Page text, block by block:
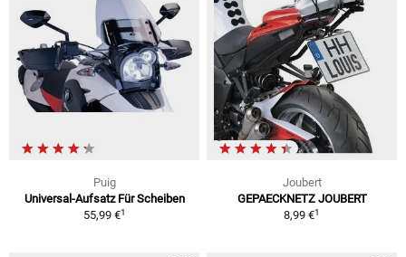
Puig
Universal-Aufsatz Für Scheiben
55,99 €1
Joubert
GEPAECKNETZ JOUBERT
8,99 €1